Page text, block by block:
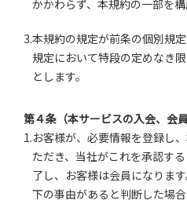
かかわらず、本規約の一部を構
3.本規約の規定が前条の個別規
規定において特段の定めなき
とします。
第４条（本サービスの入会、会
1.お客様が、必要情報を登録し
ただき、当社がこれを承認す
了し、お客様は会員になりま
下の事由があると判断した場